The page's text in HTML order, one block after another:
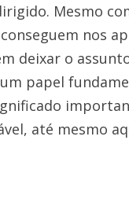
Mesmo
nos
deixar o
papel
até mesmo